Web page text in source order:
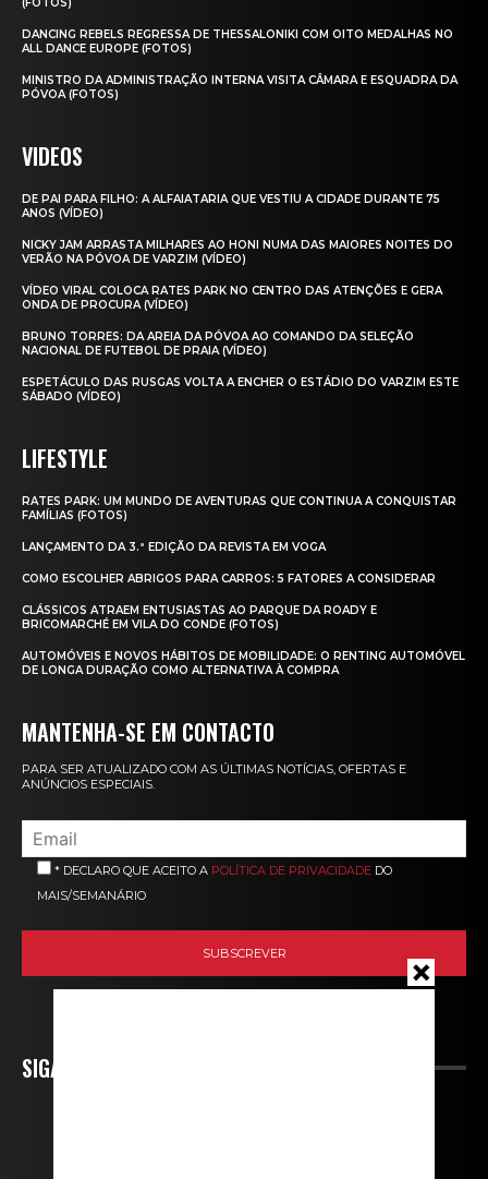
DANCING REBELS REGRESSA DE THESSALONIKI COM OITO MEDALHAS NO
ALL DANCE EUROPE (FOTOS)
MINISTRO DA ADMINISTRAÇÃO INTERNA VISITA CÂMARA E ESQUADRA DA
PÓVOA (FOTOS)
VIDEOS
DE PAI PARA FILHO: A ALFAIATARIA QUE VESTIU A CIDADE DURANTE 75
ANOS (VÍDEO)
NICKY JAM ARRASTA MILHARES AO HONI NUMA DAS MAIORES NOITES DO
VERÃO NA PÓVOA DE VARZIM (VÍDEO)
VÍDEO VIRAL COLOCA RATES PARK NO CENTRO DAS ATENÇÕES E GERA
ONDA DE PROCURA (VÍDEO)
BRUNO TORRES: DA AREIA DA PÓVOA AO COMANDO DA SELEÇÃO
NACIONAL DE FUTEBOL DE PRAIA (VÍDEO)
ESPETÁCULO DAS RUSGAS VOLTA A ENCHER O ESTÁDIO DO VARZIM ESTE
SÁBADO (VÍDEO)
LIFESTYLE
RATES PARK: UM MUNDO DE AVENTURAS QUE CONTINUA A CONQUISTAR
FAMÍLIAS (FOTOS)
LANÇAMENTO DA 3.ª EDIÇÃO DA REVISTA EM VOGA
COMO ESCOLHER ABRIGOS PARA CARROS: 5 FATORES A CONSIDERAR
CLÁSSICOS ATRAEM ENTUSIASTAS AO PARQUE DA ROADY E
BRICOMARCHÉ EM VILA DO CONDE (FOTOS)
AUTOMÓVEIS E NOVOS HÁBITOS DE MOBILIDADE: O RENTING AUTOMÓVEL
DE LONGA DURAÇÃO COMO ALTERNATIVA À COMPRA
MANTENHA-SE EM CONTACTO
PARA SER ATUALIZADO COM AS ÚLTIMAS NOTÍCIAS, OFERTAS E
ANÚNCIOS ESPECIAIS.
* DECLARO QUE ACEITO A POLÍTICA DE PRIVACIDADE DO
MAIS/SEMANÁRIO
SIGA-NOS